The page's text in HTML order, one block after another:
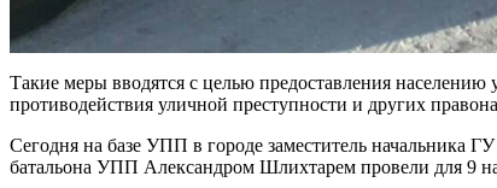
Такие меры вводятся с целью предоставления населению
противодействия уличной преступности и других
Сегодня на базе УПП в городе заместитель
батальона УПП Александром Шлихтарем провели для 9